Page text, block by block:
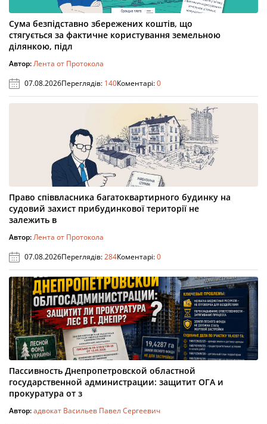
Сума безпідставно збережених коштів, що
стягується за фактичне користування земельною
ділянкою, підл
Автор:Лента от Протокола
07.08.2026Переглядів: 140Коментарі:0
Право співвласника багатоквартирного будинку на
судовий захист прибудинкової території не
залежить в
Автор:Лента от Протокола
07.08.2026Переглядів:284Коментарі:0
Пассивность Днепропетровской областной
государственной администрации: защитит ОГА и
прокуратура от з
Автор:адвокат Васильев Павел Сергеевич